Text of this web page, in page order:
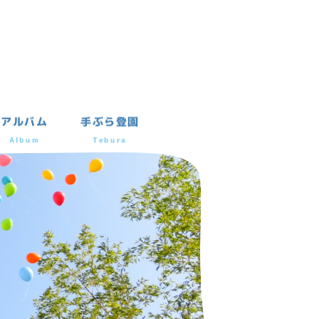
アルバム
Album
手ぶら登園
Tebura